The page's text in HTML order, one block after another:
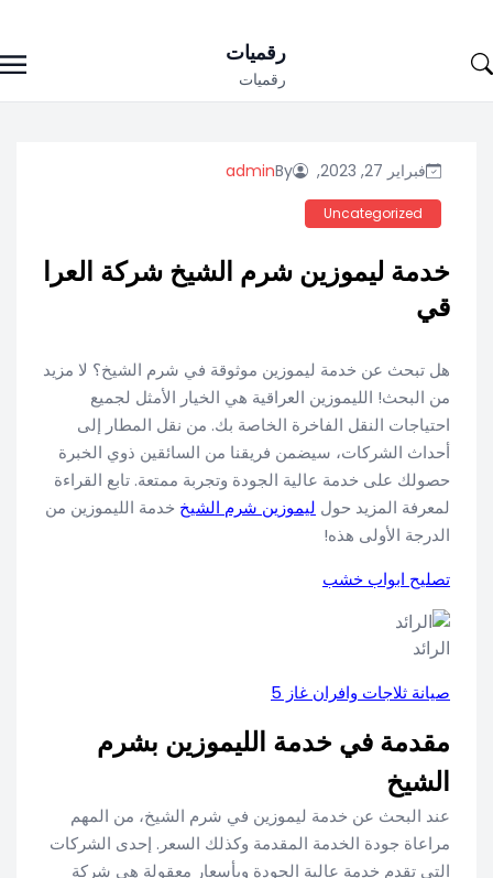
to
رقميات
رقميات
فبراير 27, 2023, By
admin
Uncategorized
خدمة ليموزين شرم الشيخ شركة العرا
قي
هل تبحث عن خدمة ليموزين موثوقة في شرم الشيخ؟ لا مزيد
من البحث! الليموزين العراقية هي الخيار الأمثل لجميع
احتياجات النقل الفاخرة الخاصة بك. من نقل المطار إلى
أحداث الشركات، سيضمن فريقنا من السائقين ذوي الخبرة
حصولك على خدمة عالية الجودة وتجربة ممتعة. تابع القراءة
لمعرفة المزيد حول ليموزين شرم الشيخ خدمة الليموزين من
الدرجة الأولى هذه!
تصليح ابواب خشب
الرائد
صيانة ثلاجات وافران غاز 5
مقدمة في خدمة الليموزين بشرم
الشيخ
عند البحث عن خدمة ليموزين في شرم الشيخ، من المهم
مراعاة جودة الخدمة المقدمة وكذلك السعر. إحدى الشركات
التي تقدم خدمة عالية الجودة وبأسعار معقولة هي شركة